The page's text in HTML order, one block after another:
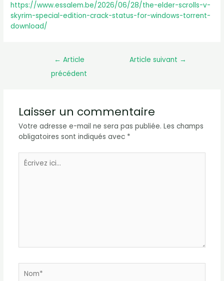
https://www.essalem.be/2026/06/28/the-elder-scrolls-v-
skyrim-special-edition-crack-status-for-windows-torrent-
download/
← Article
précédent
Article suivant →
Laisser un commentaire
Votre adresse e-mail ne sera pas publiée. Les champs
obligatoires sont indiqués avec *
Écrivez
ici…